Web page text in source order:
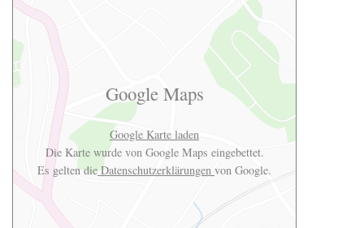
Google Maps
Google Karte laden
Die Karte wurde von Google Maps eingebettet.
Es gelten dieDatenschutzerklärungen von Google.